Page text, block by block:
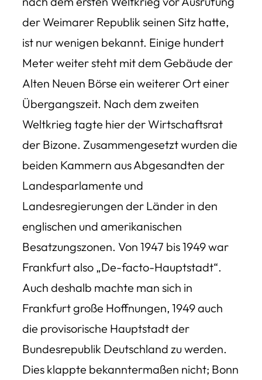
der Weimarer Republik seinen Sitz hatte,
ist nur wenigen bekannt. Einige hundert
Meter weiter steht mit dem Gebäude der
Alten Neuen Börse ein weiterer Ort einer
Übergangszeit. Nach dem zweiten
Weltkrieg tagte hier der Wirtschaftsrat
der Bizone. Zusammengesetzt wurden die
beiden Kammern aus Abgesandten der
Landesparlamente und
Landesregierungen der Länder in den
englischen und amerikanischen
Besatzungszonen. Von 1947 bis 1949 war
Frankfurt also „De-facto-Hauptstadt“.
Auch deshalb machte man sich in
Frankfurt große Hoffnungen, 1949 auch
die provisorische Hauptstadt der
Bundesrepublik Deutschland zu werden.
Dies klappte bekanntermaßen nicht; Bonn